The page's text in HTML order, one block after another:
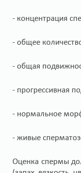
- концентрация
- общее
- общая
- прогрессивная
- нормальное
- живые
Оценка спермы